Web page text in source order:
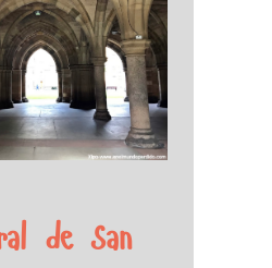
de San